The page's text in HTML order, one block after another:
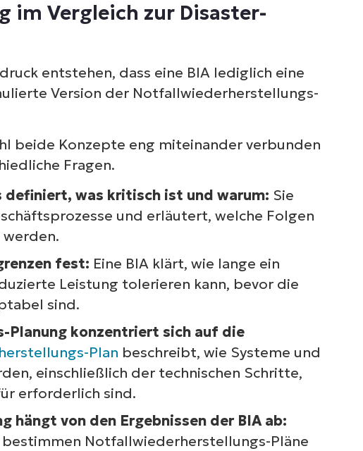
im Vergleich zur Disaster-
entstehen, dass eine BIA lediglich eine
Version der Notfallwiederherstellungs-
beide Konzepte eng miteinander verbunden
Fragen.
definiert, was kritisch ist und warum: Sie
und erläutert, welche Folgen
fest: Eine BIA klärt, wie lange ein
Leistung tolerieren kann, bevor die
sind.
konzentriert sich auf die
Plan beschreibt, wie Systeme und
einschließlich der technischen Schritte,
erforderlich sind.
hängt von den Ergebnissen der BIA ab:
Notfallwiederherstellungs-Pläne
Sehen Sie NinjaOne in
Aktion
Sehen Sie sich unsere On-Demand-Demos an und
erfahren Sie, wie NinjaOne IT-Aufgaben wie Endpunkt-
Management, Patching, MDM, Ticketing und mehr
vereinfacht
Demos ansehen